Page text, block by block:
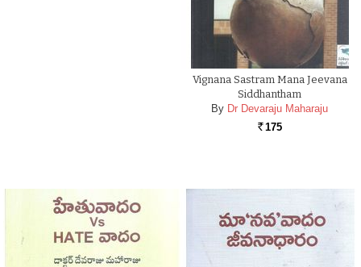
Vignana Sastram Mana Jeevana
Siddhantham
By Dr Devaraju Maharaju
Rs. 175